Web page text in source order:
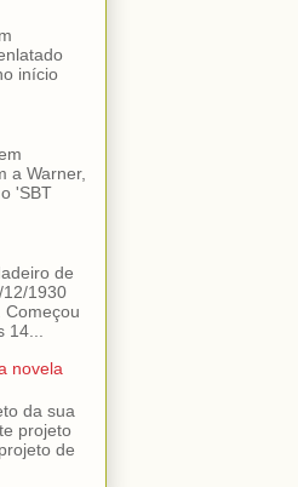
início
a Warner,
'SBT
de
1930
Começou
novela
da sua
projeto
de